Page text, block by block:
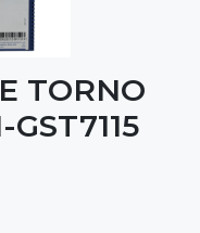
TORNO